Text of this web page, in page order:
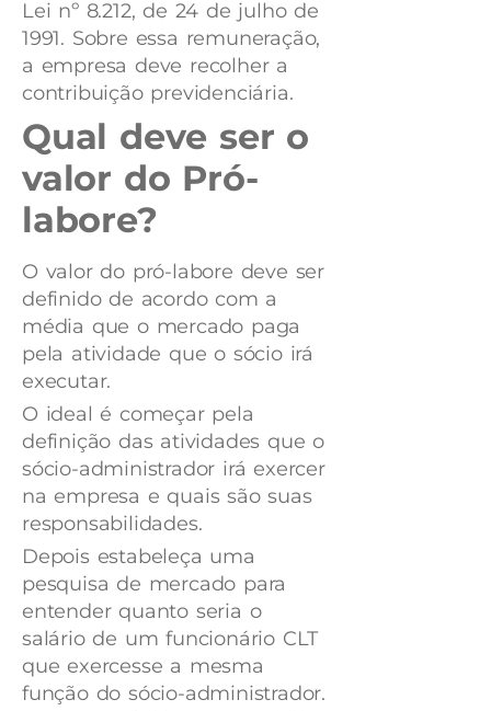
Lei nº 8.212, de 24 de julho de
1991. Sobre essa remuneração,
a empresa deve recolher a
contribuição previdenciária.
Qual deve ser o
valor do Pró-
labore?
O valor do pró-labore deve ser
definido de acordo com a
média que o mercado paga
pela atividade que o sócio irá
executar.
O ideal é começar pela
definição das atividades que o
sócio-administrador irá exercer
na empresa e quais são suas
responsabilidades.
Depois estabeleça uma
pesquisa de mercado para
entender quanto seria o
salário de um funcionário CLT
que exercesse a mesma
função do sócio-administrador.